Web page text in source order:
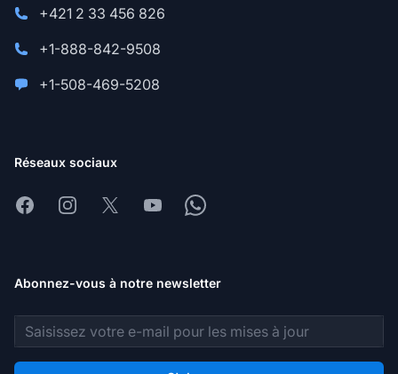
+421 2 33 456 826
+1-888-842-9508
+1-508-469-5208
Réseaux sociaux
FacebookInstagram
X YoutubeWhatsapp
Abonnez-vous à notre newsletter
Adresse e-mail